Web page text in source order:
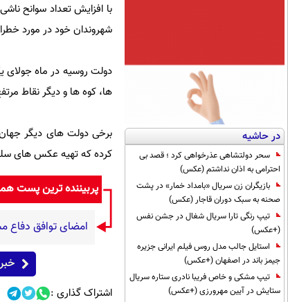
در حاشیه
سحر دولتشاهی عذرخواهی کرد ؛ قصد بی
احترامی به اذان نداشتم (عکس)
بازیگران زن سریال «بامداد خمار» در پشت
صحنه به سبک دوران قاجار (عکس)
تیپ رنگی تارا سریال شغال در جشن نفس
(+عکس)
استایل جالب مدل روس فیلم ایرانی جزیره
جیمز باند در اصفهان (+عکس)
تیپ مشکی و خاص فریبا نادری ستاره سریال
ستایش در آیین مهرورزی (+عکس)
با افزایش تعداد سوانح
شهروندان خود در مورد
دولت روسیه در ماه جولای
ها، کوه ها و دیگر نقاط
برخی دولت های دیگر جهان
کرده که تهیه عکس های
پربیننده ترین پست
امضای توافق دفاع
اشتراک گذاری :